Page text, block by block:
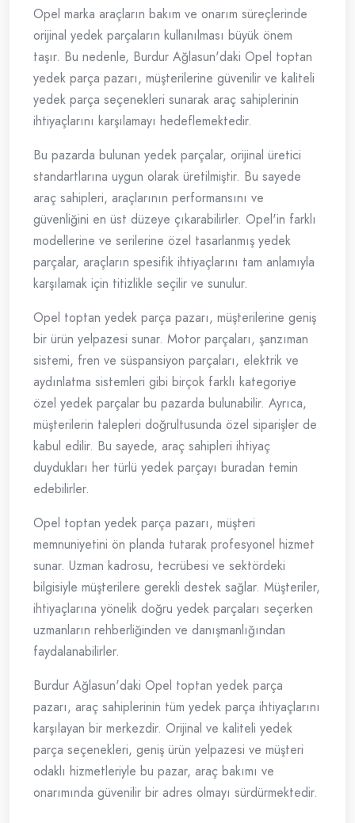
Opel marka araçların bakım ve onarım süreçlerinde
orijinal yedek parçaların kullanılması büyük önem
taşır. Bu nedenle, Burdur Ağlasun'daki Opel toptan
yedek parça pazarı, müşterilerine güvenilir ve kaliteli
yedek parça seçenekleri sunarak araç sahiplerinin
ihtiyaçlarını karşılamayı hedeflemektedir.
Bu pazarda bulunan yedek parçalar, orijinal üretici
standartlarına uygun olarak üretilmiştir. Bu sayede
araç sahipleri, araçlarının performansını ve
güvenliğini en üst düzeye çıkarabilirler. Opel'in farklı
modellerine ve serilerine özel tasarlanmış yedek
parçalar, araçların spesifik ihtiyaçlarını tam anlamıyla
karşılamak için titizlikle seçilir ve sunulur.
Opel toptan yedek parça pazarı, müşterilerine geniş
bir ürün yelpazesi sunar. Motor parçaları, şanzıman
sistemi, fren ve süspansiyon parçaları, elektrik ve
aydınlatma sistemleri gibi birçok farklı kategoriye
özel yedek parçalar bu pazarda bulunabilir. Ayrıca,
müşterilerin talepleri doğrultusunda özel siparişler de
kabul edilir. Bu sayede, araç sahipleri ihtiyaç
duydukları her türlü yedek parçayı buradan temin
edebilirler.
Opel toptan yedek parça pazarı, müşteri
memnuniyetini ön planda tutarak profesyonel hizmet
sunar. Uzman kadrosu, tecrübesi ve sektördeki
bilgisiyle müşterilere gerekli destek sağlar. Müşteriler,
ihtiyaçlarına yönelik doğru yedek parçaları seçerken
uzmanların rehberliğinden ve danışmanlığından
faydalanabilirler.
Burdur Ağlasun'daki Opel toptan yedek parça
pazarı, araç sahiplerinin tüm yedek parça ihtiyaçlarını
karşılayan bir merkezdir. Orijinal ve kaliteli yedek
parça seçenekleri, geniş ürün yelpazesi ve müşteri
odaklı hizmetleriyle bu pazar, araç bakımı ve
onarımında güvenilir bir adres olmayı sürdürmektedir.